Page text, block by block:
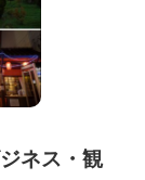
ネス・観